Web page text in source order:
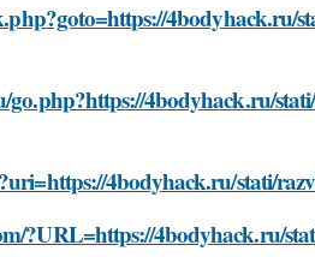
4bodyhack.ru/
go.php?https://4bodyhack.ru/
4bodyhack.ru/stati/
?URL=https://4bodyhack.ru/